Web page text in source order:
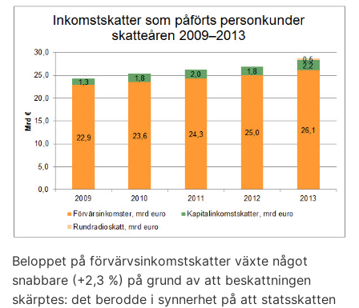
Beloppet på förvärvsinkomstskatter växte något
snabbare (+2,3 %) på grund av att beskattningen
skärptes: det berodde i synnerhet på att statsskatten